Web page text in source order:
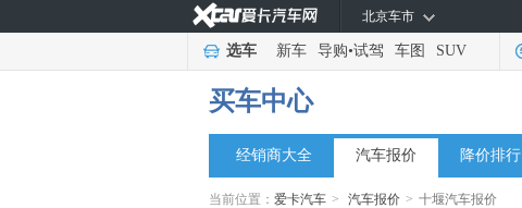
北京车市
选车 新车 导购•试驾 车图 SUV
买车中心
经销商大全 汽车报价 降价排行
当前位置： 爱卡汽车 > 汽车报价 > 十堰汽车报价